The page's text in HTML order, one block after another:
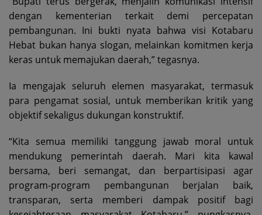
dengan kementerian terkait demi percepatan
pembangunan. Ini bukti nyata bahwa visi Kotabaru
Hebat bukan hanya slogan, melainkan komitmen kerja
keras untuk memajukan daerah,” tegasnya.
Ia mengajak seluruh elemen masyarakat, termasuk
para pengamat sosial, untuk memberikan kritik yang
objektif sekaligus dukungan konstruktif.
“Kita semua memiliki tanggung jawab moral untuk
mendukung pemerintah daerah. Mari kita kawal
bersama, beri semangat, dan berpartisipasi agar
program-program pembangunan berjalan baik,
transparan, serta memberi dampak positif bagi